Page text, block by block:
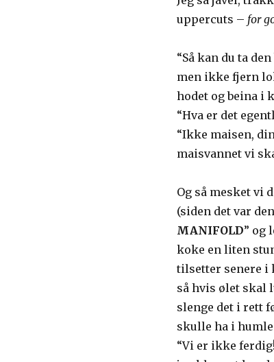
uppercuts – for
“Så kan du ta
men ikke fjern
hodet og beina i
“Hva er det
“Ikke maisen,
maisvannet vi
Og så mesket vi
(siden det var
MANIFOLD” og
koke en liten
tilsetter senere i
så hvis ølet skal
slenge det i rett
skulle ha i humle
“Vi er ikke